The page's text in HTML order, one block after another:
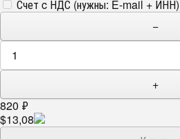
Счет c НДС (нужны: E-mail + ИНН)
−
+
820 ₽
$13,08